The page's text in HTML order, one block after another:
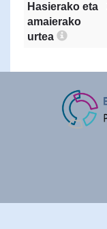
Hasierako eta
amaierako
urtea